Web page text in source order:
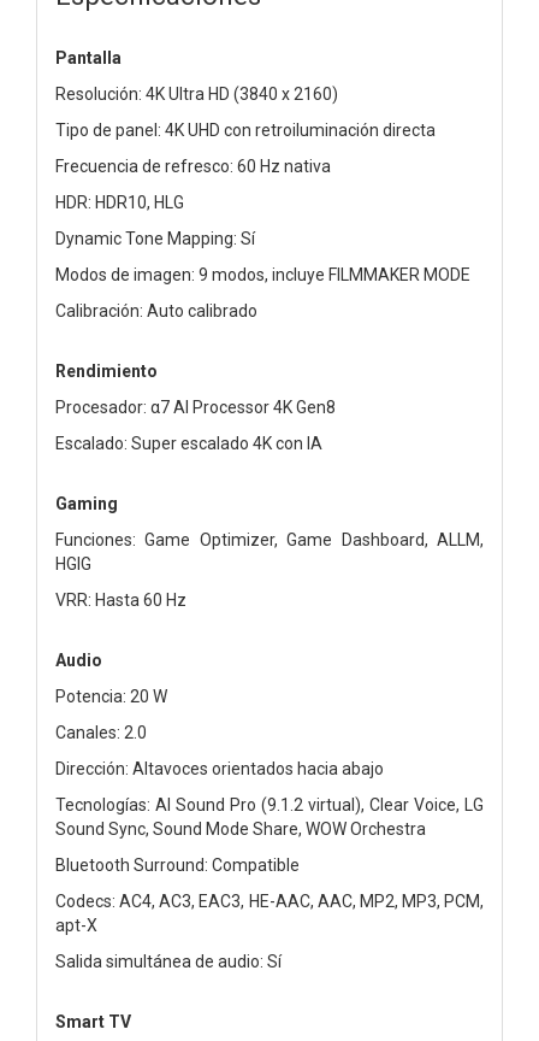
Pantalla
Resolución: 4K Ultra HD (3840 x 2160)
Tipo de panel: 4K UHD con retroiluminación directa
Frecuencia de refresco: 60 Hz nativa
HDR: HDR10, HLG
Dynamic Tone Mapping: Sí
Modos de imagen: 9 modos, incluye FILMMAKER MODE
Calibración: Auto calibrado
Rendimiento
Procesador: α7 AI Processor 4K Gen8
Escalado: Super escalado 4K con IA
Gaming
Funciones: Game Optimizer, Game Dashboard, ALLM,
HGIG
VRR: Hasta 60 Hz
Audio
Potencia: 20 W
Canales: 2.0
Dirección: Altavoces orientados hacia abajo
Tecnologías: AI Sound Pro (9.1.2 virtual), Clear Voice, LG
Sound Sync, Sound Mode Share, WOW Orchestra
Bluetooth Surround: Compatible
Codecs: AC4, AC3, EAC3, HE-AAC, AAC, MP2, MP3, PCM,
apt-X
Salida simultánea de audio: Sí
Smart TV